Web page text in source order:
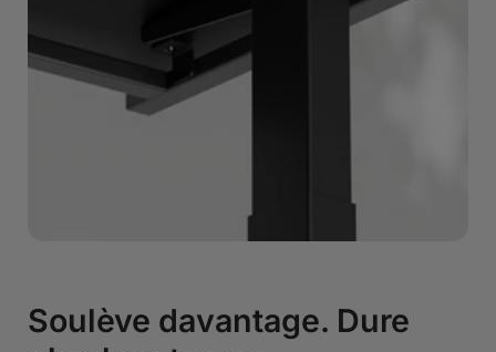
Soulève davantage. Dure